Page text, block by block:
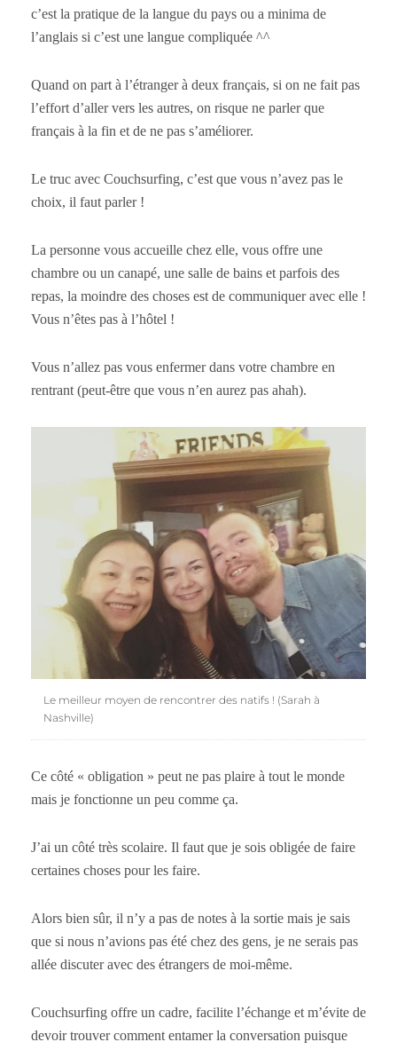
c’est la pratique de la langue du pays ou a minima de
l’anglais si c’est une langue compliquée ^^
Quand on part à l’étranger à deux français, si on ne fait pas
l’effort d’aller vers les autres, on risque ne parler que
français à la fin et de ne pas s’améliorer.
Le truc avec Couchsurfing, c’est que vous n’avez pas le
choix, il faut parler !
La personne vous accueille chez elle, vous offre une
chambre ou un canapé, une salle de bains et parfois des
repas, la moindre des choses est de communiquer avec elle !
Vous n’êtes pas à l’hôtel !
Vous n’allez pas vous enfermer dans votre chambre en
rentrant (peut-être que vous n’en aurez pas ahah).
Le meilleur moyen de rencontrer des natifs ! (Sarah à
Nashville)
Ce côté « obligation » peut ne pas plaire à tout le monde
mais je fonctionne un peu comme ça.
J’ai un côté très scolaire. Il faut que je sois obligée de faire
certaines choses pour les faire.
Alors bien sûr, il n’y a pas de notes à la sortie mais je sais
que si nous n’avions pas été chez des gens, je ne serais pas
allée discuter avec des étrangers de moi-même.
Couchsurfing offre un cadre, facilite l’échange et m’évite de
devoir trouver comment entamer la conversation puisque